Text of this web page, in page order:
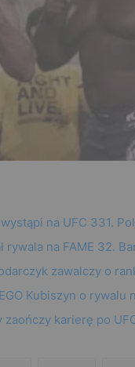
na UFC 331.
rywala na FAME 32.
zawalczy o
Kubiszyn o rywalu
zaończy karierę po